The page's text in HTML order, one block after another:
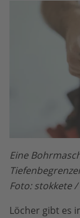
Eine
Foto: stokkete
Löcher gibt es